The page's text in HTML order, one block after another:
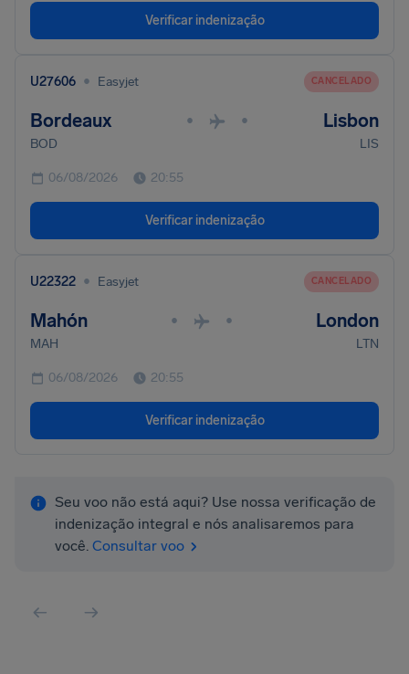
Verificar indenização
U27606 • Easyjet CANCELADO
Bordeaux • • Lisbon
BOD LIS
06/08/2026 20:55
Verificar indenização
U22322 • Easyjet CANCELADO
Mahón • • London
MAH LTN
06/08/2026 20:55
Verificar indenização
Seu voo não está aqui? Use nossa verificação de
indenização integral e nós analisaremos para
você. Consultar voo